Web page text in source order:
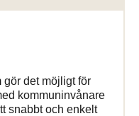
gör det möjligt för
kommuninvånare
snabbt och enkelt